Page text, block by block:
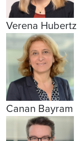
Verena Hubertz
Canan Bayram